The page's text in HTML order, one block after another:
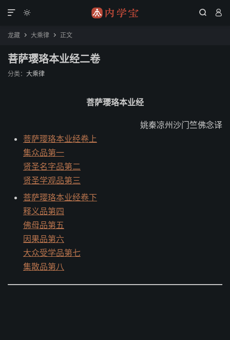
  

龙藏  大乘律  正文
菩萨璎珞本业经二卷
分类： 大乘律
菩萨璎珞本业经
姚秦凉州沙门竺佛念译
菩萨璎珞本业经卷上
集众品第一
贤圣名字品第二
贤圣学观品第三
菩萨璎珞本业经卷下
释义品第四
佛母品第五
因果品第六
大众受学品第七
集散品第八